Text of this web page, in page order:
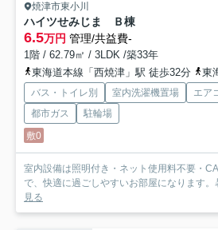
焼津市東小川
ハイツせみじま Ｂ棟
6.5万円 管理/共益費-
1階 / 62.79㎡ / 3LDK /築33年
東海道本線「西焼津」駅 徒歩32分
東
バス・トイレ別 室内洗濯機置場 エア
都市ガス
駐輪場
敷0
室内設備は照明付き・ネット使用料不要・
で、快適に過ごしやすいお部屋になります。
見る